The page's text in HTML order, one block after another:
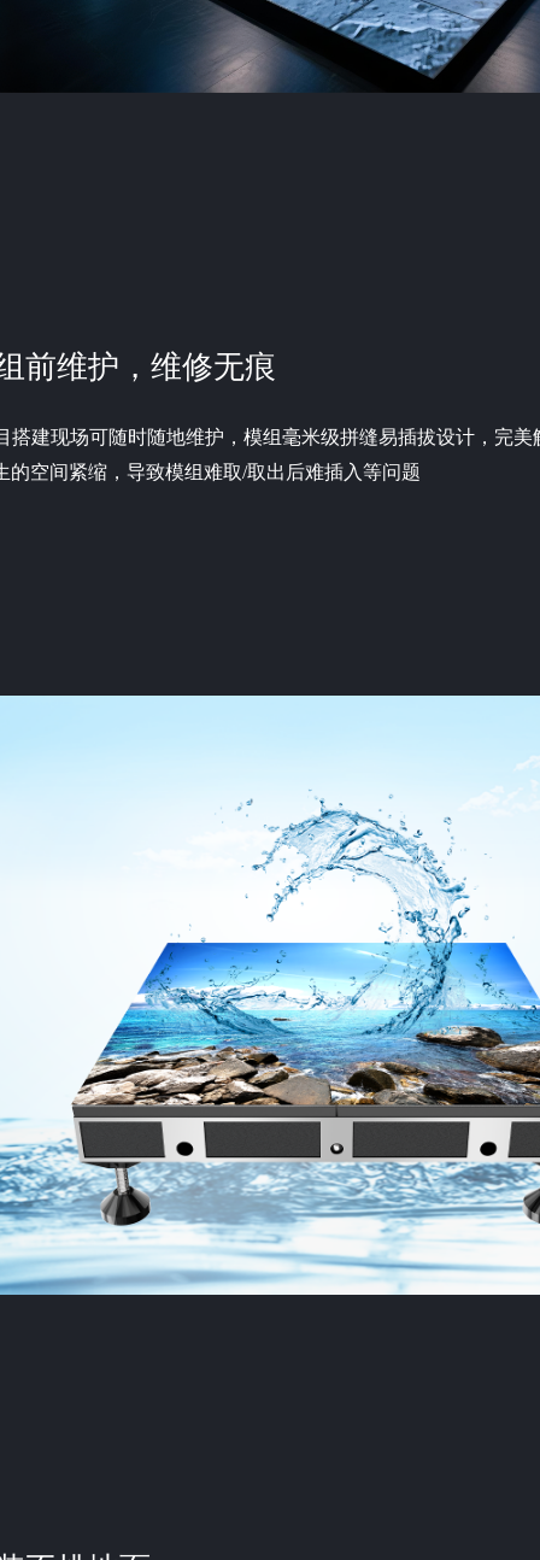
前维护，维修无痕
搭建现场可随时随地维护，模组毫米级拼缝易插拔设计，完美
空间紧缩，导致模组难取/取出后难插入等问题